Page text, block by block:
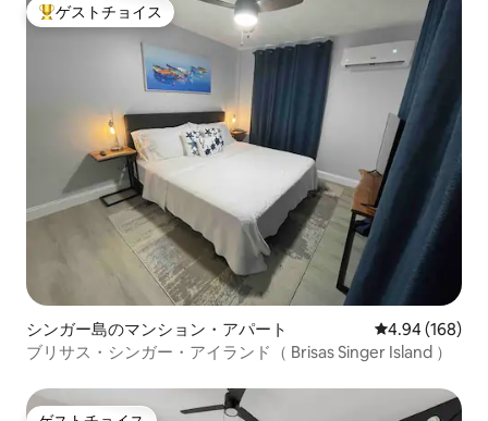
大好評のゲストチョイスです。
ゲストチョイス
シンガー島のマンション・アパート レビュー168
4.94 (168)
ブリサス・シンガー・アイランド（ Brisas Singer Island ）